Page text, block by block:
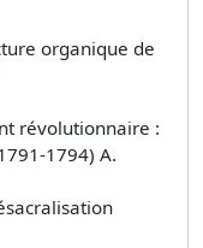
organique de
révolutionnaire :
1794) A.